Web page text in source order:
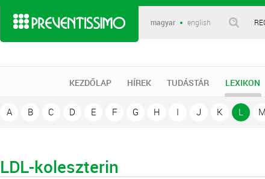
magyar english
KEZDŐLAP HÍREK TUDÁSTÁR LEXIKON
A B C D E F G H I J K L M
LDL-koleszterin